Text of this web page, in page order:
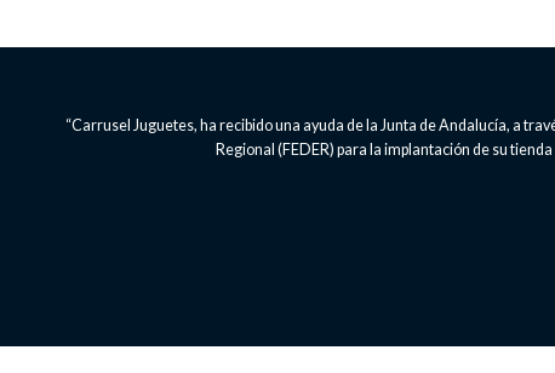
“Carrusel Juguetes, ha recibido una ayuda de la Junta de Andalucía, a
Regional (FEDER) para la implantación de su